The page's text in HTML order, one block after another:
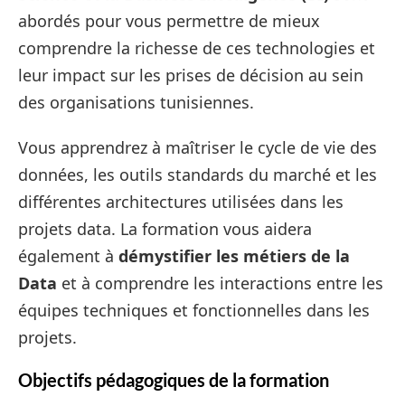
abordés pour vous permettre de mieux
comprendre la richesse de ces technologies et
leur impact sur les prises de décision au sein
des organisations tunisiennes.
Vous apprendrez à maîtriser le cycle de vie des
données, les outils standards du marché et les
différentes architectures utilisées dans les
projets data. La formation vous aidera
également à démystifier les métiers de la
Data et à comprendre les interactions entre les
équipes techniques et fonctionnelles dans les
projets.
Objectifs pédagogiques de la formation